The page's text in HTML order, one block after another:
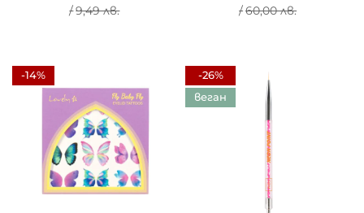
/9,49 лв.
/60,00 лв.
-14%
-26%
веган